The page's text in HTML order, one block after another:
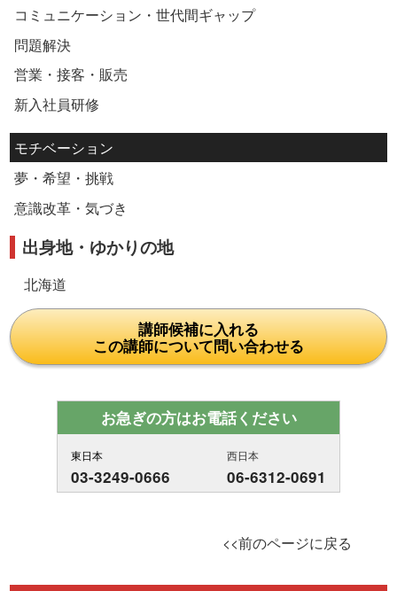
コミュニケーション・世代間ギャップ
問題解決
営業・接客・販売
新入社員研修
モチベーション
夢・希望・挑戦
意識改革・気づき
出身地・ゆかりの地
北海道
講師候補に入れる
この講師について問い合わせる
お急ぎの方はお電話ください
東日本
03-3249-0666
西日本
06-6312-0691
<<前のページに戻る